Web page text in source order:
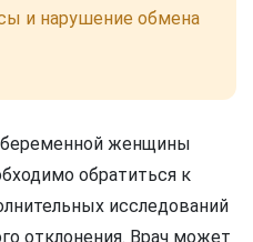
и нарушение обмена
беременной женщины
обратиться к
исследований
отклонения. Врач может